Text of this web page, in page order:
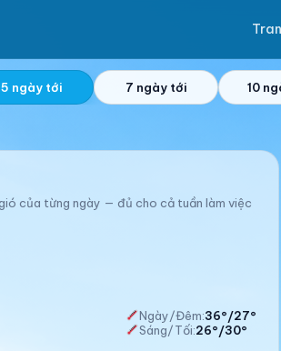
5 ngày tới 7 ngày tới 10
của từng ngày — đủ cho cả tuần làm việc
Ngày/Đêm:36°/27°
Sáng/Tối:26°/30°